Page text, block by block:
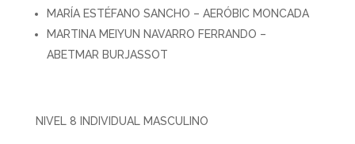
MARÍA ESTÉFANO SANCHO – AERÓBIC MONCADA
MARTINA MEIYUN NAVARRO FERRANDO –
ABETMAR BURJASSOT
NIVEL 8 INDIVIDUAL MASCULINO